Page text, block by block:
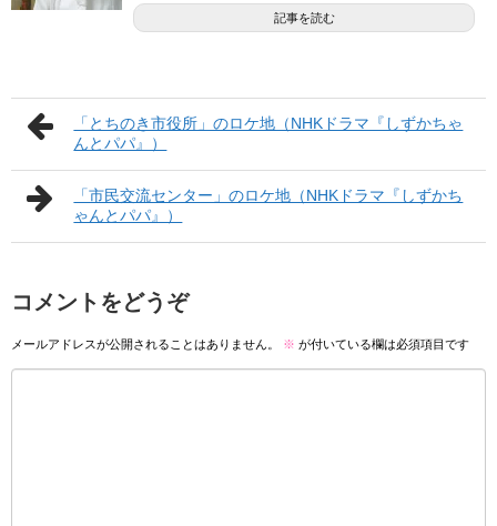
記事を読む
「とちのき市役所」のロケ地（NHKドラマ『しずかちゃ
んとパパ』）
「市民交流センター」のロケ地（NHKドラマ『しずかち
ゃんとパパ』）
コメントをどうぞ
メールアドレスが公開されることはありません。 ※ が付いている欄は必須項目です